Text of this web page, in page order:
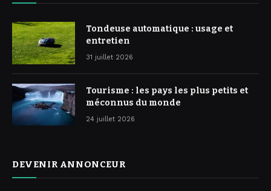
Tondeuse automatique : usage et
entretien
31 juillet 2026
Tourisme : les pays les plus petits et
méconnus du monde
24 juillet 2026
DEVENIR ANNONCEUR